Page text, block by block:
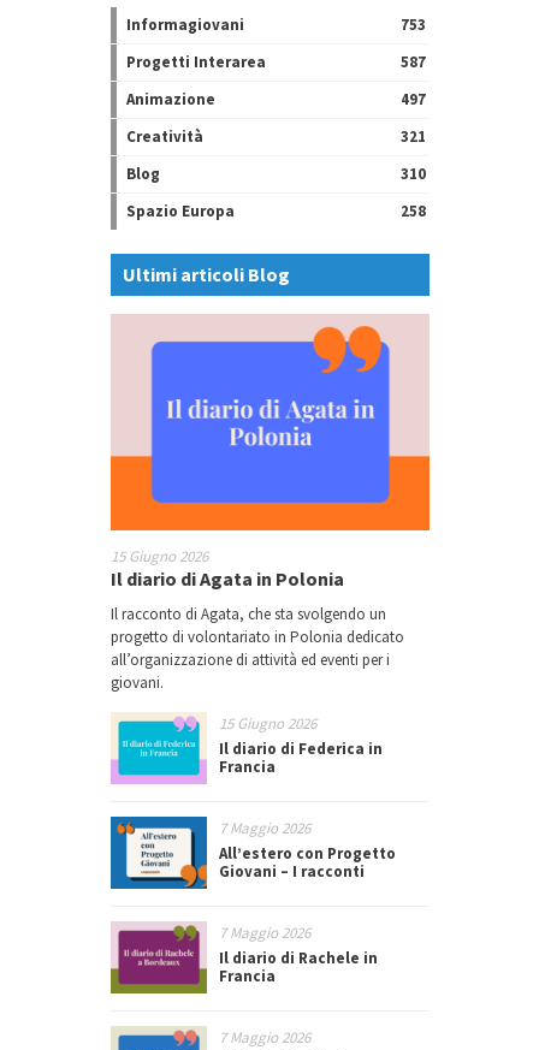
Informagiovani
753
Progetti Interarea
587
Animazione
497
Creatività
321
Blog
310
Spazio Europa
258
Ultimi articoli Blog
15 Giugno 2026
Il diario di Agata in Polonia
Il racconto di Agata, che sta svolgendo un
progetto di volontariato in Polonia dedicato
all’organizzazione di attività ed eventi per i
giovani.
15 Giugno 2026
Il diario di Federica in
Francia
7 Maggio 2026
All’estero con Progetto
Giovani – I racconti
7 Maggio 2026
Il diario di Rachele in
Francia
7 Maggio 2026